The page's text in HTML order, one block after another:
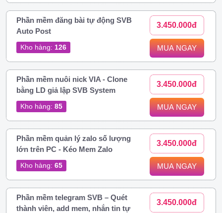
Phần mềm đăng bài tự động SVB
Auto Post
Kho hàng: 126
3.450.000đ
MUA NGAY
Phần mềm nuôi nick VIA - Clone
bằng LD giả lập SVB System
Kho hàng: 85
3.450.000đ
MUA NGAY
Phần mềm quản lý zalo số lượng
lớn trên PC - Kéo Mem Zalo
Kho hàng: 65
3.450.000đ
MUA NGAY
Phần mềm telegram SVB – Quét
thành viên, add mem, nhắn tin tự
3.450.000đ